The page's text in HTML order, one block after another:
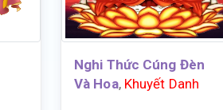
Nghi Thức Cúng Đèn
Và Hoa, Khuyết Danh